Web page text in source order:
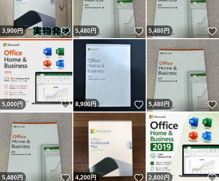
3,900円 いいね！
5,480円 いいね！
5,480円
5,000円 いいね！
8,900円 いいね！
5,480円
5,480円 いいね！
4,200円 いいね！
2,800円